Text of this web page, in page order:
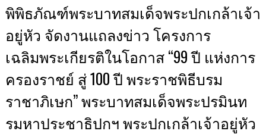
พิพิธภัณฑ์พระบาทสมเด็จพระปกเกล้าเจ้า
อยู่หัว จัดงานแถลงข่าว โครงการ
เฉลิมพระเกียรติในโอกาส “99 ปี แห่งการ
ครองราชย์ สู่ 100 ปี พระราชพิธีบรม
ราชาภิเษก” พระบาทสมเด็จพระปรมินท
รมหาประชาธิปกฯ พระปกเกล้าเจ้าอยู่หัว